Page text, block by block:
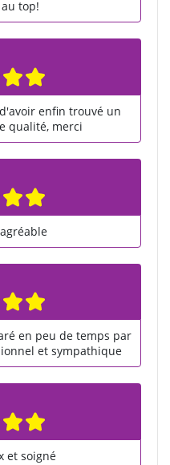
top!
enfin trouvé un
qualité, merci
en peu de temps par
et sympathique
et soigné